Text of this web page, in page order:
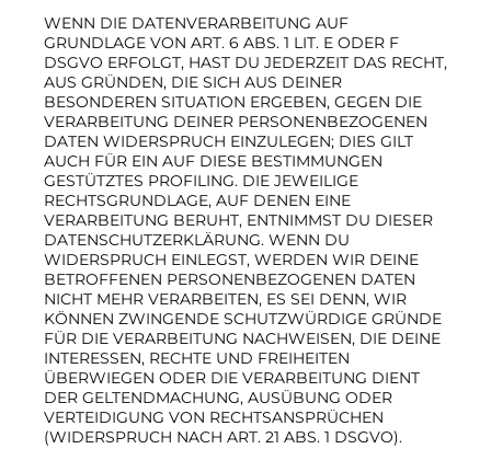
WENN DIE DATENVERARBEITUNG AUF
GRUNDLAGE VON ART. 6 ABS. 1 LIT. E ODER F
DSGVO ERFOLGT, HAST DU JEDERZEIT DAS RECHT,
AUS GRÜNDEN, DIE SICH AUS DEINER
BESONDEREN SITUATION ERGEBEN, GEGEN DIE
VERARBEITUNG DEINER PERSONENBEZOGENEN
DATEN WIDERSPRUCH EINZULEGEN; DIES GILT
AUCH FÜR EIN AUF DIESE BESTIMMUNGEN
GESTÜTZTES PROFILING. DIE JEWEILIGE
RECHTSGRUNDLAGE, AUF DENEN EINE
VERARBEITUNG BERUHT, ENTNIMMST DU DIESER
DATENSCHUTZERKLÄRUNG. WENN DU
WIDERSPRUCH EINLEGST, WERDEN WIR DEINE
BETROFFENEN PERSONENBEZOGENEN DATEN
NICHT MEHR VERARBEITEN, ES SEI DENN, WIR
KÖNNEN ZWINGENDE SCHUTZWÜRDIGE GRÜNDE
FÜR DIE VERARBEITUNG NACHWEISEN, DIE DEINE
INTERESSEN, RECHTE UND FREIHEITEN
ÜBERWIEGEN ODER DIE VERARBEITUNG DIENT
DER GELTENDMACHUNG, AUSÜBUNG ODER
VERTEIDIGUNG VON RECHTSANSPRÜCHEN
(WIDERSPRUCH NACH ART. 21 ABS. 1 DSGVO).